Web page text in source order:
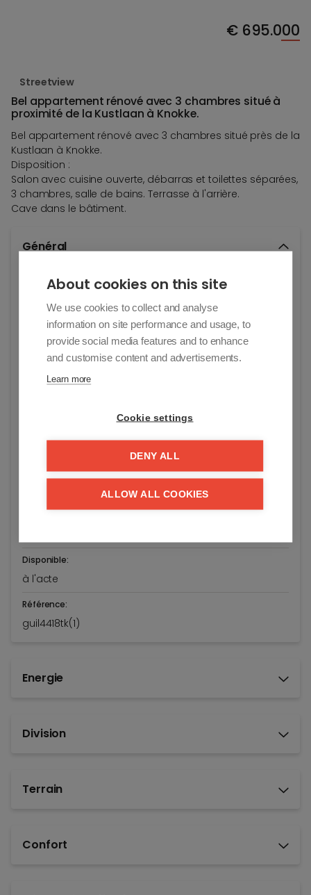
€695.000
Streetview
Bel appartement rénové avec 3 chambres situé à
proximité de la Kustlaan à Knokke.
Bel appartement rénové avec 3 chambres situé près de la
Kustlaan à Knokke.
Disposition :
Salon avec cuisine ouverte, débarras et toilettes séparées,
3 chambres, salle de bains. Terrasse à l'arrière.
Cave dans le bâtiment.
Général
Adresse:
Knokke-Heist
Etat général:
Prêt à s'installer
Prix demandé:
Superficie de la parcelle:
Disponible:
à l'acte
Référence:
guil4418tk(1)
Energie
Division
Terrain
Confort
About cookies on this site
We use cookies to collect and analyse
information on site performance and usage, to
provide social media features and to enhance
and customise content and advertisements.
Learn more
Cookie settings
DENY ALL
ALLOW ALL COOKIES